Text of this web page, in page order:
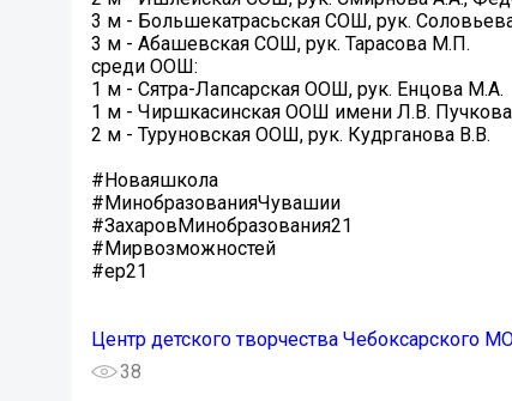
3 м - Большекатрасьская СОШ, рук.
3 м - Абашевская СОШ, рук. Тарасова М.П.
среди ООШ:
1 м - Сятра-Лапсарская ООШ, рук. Енцова М.А.
1 м - Чиршкасинская ООШ имени Л.В.
2 м - Туруновская ООШ, рук. Кудрганова В.В.
#Новаяшкола
#МинобразованияЧувашии
#ЗахаровМинобразования21
#Мирвозможностей
#ер21
Центр детского творчества Чебоксарского
38